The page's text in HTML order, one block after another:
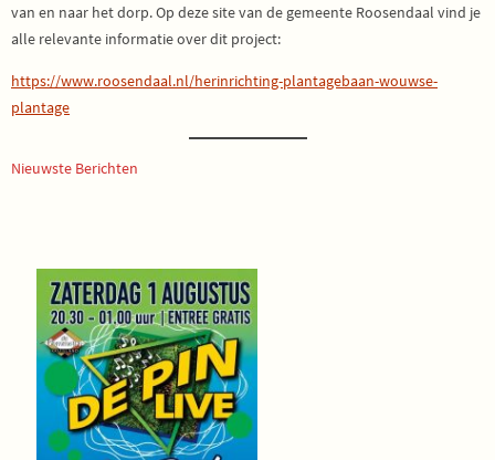
van en naar het dorp. Op deze site van de gemeente Roosendaal vind je
alle relevante informatie over dit project:
https://www.roosendaal.nl/herinrichting-plantagebaan-wouwse-
plantage
Nieuwste Berichten